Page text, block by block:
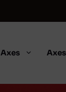
Axes